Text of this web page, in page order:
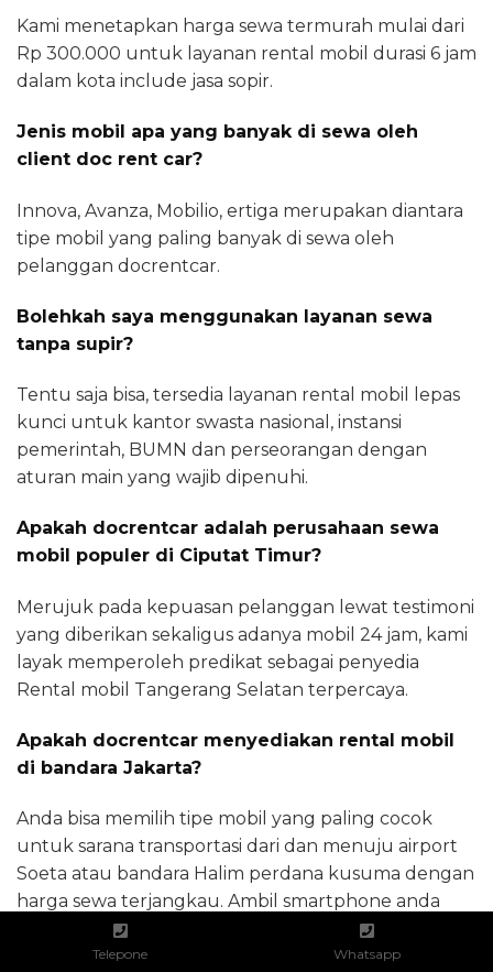
Kami menetapkan harga sewa termurah mulai dari
Rp 300.000 untuk layanan rental mobil durasi 6 jam
dalam kota include jasa sopir.
Jenis mobil apa yang banyak di sewa oleh
client doc rent car?
Innova, Avanza, Mobilio, ertiga merupakan diantara
tipe mobil yang paling banyak di sewa oleh
pelanggan docrentcar.
Bolehkah saya menggunakan layanan sewa
tanpa supir?
Tentu saja bisa, tersedia layanan rental mobil lepas
kunci untuk kantor swasta nasional, instansi
pemerintah, BUMN dan perseorangan dengan
aturan main yang wajib dipenuhi.
Apakah docrentcar adalah perusahaan sewa
mobil populer di Ciputat Timur?
Merujuk pada kepuasan pelanggan lewat testimoni
yang diberikan sekaligus adanya mobil 24 jam, kami
layak memperoleh predikat sebagai penyedia
Rental mobil Tangerang Selatan terpercaya.
Apakah docrentcar menyediakan rental mobil
di bandara Jakarta?
Anda bisa memilih tipe mobil yang paling cocok
untuk sarana transportasi dari dan menuju airport
Soeta atau bandara Halim perdana kusuma dengan
harga sewa terjangkau. Ambil smartphone anda
dan hubungi operator kami sekarang juga.
Telepone Whatsapp